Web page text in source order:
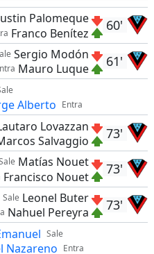
60'
Palomeque
Franco Benítez
61'
Sergio Modón
Mauro Luque
Entra
Alberto
73'
Lovazzan
Salvaggio
73'
Matías Nouet
Francisco Nouet
73'
Sale Leonel Buter
Nahuel Pereyra
Sale
Entra
Nazareno